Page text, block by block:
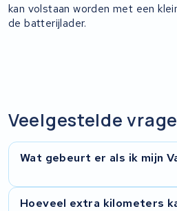
kan volstaan worden met een
de batterijlader.
Veelgestelde
Wat gebeurt er als ik mijn
Wanneer u uw Van Raam accu
Hoeveel extra kilometers